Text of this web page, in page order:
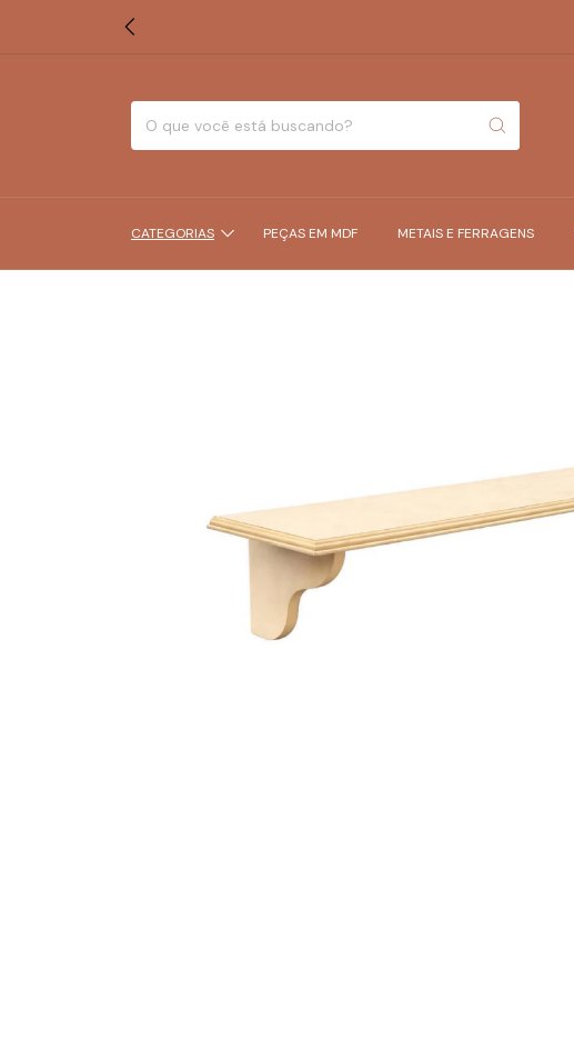
CATEGORIAS PEÇAS EM MDF METAIS E FERRAGENS